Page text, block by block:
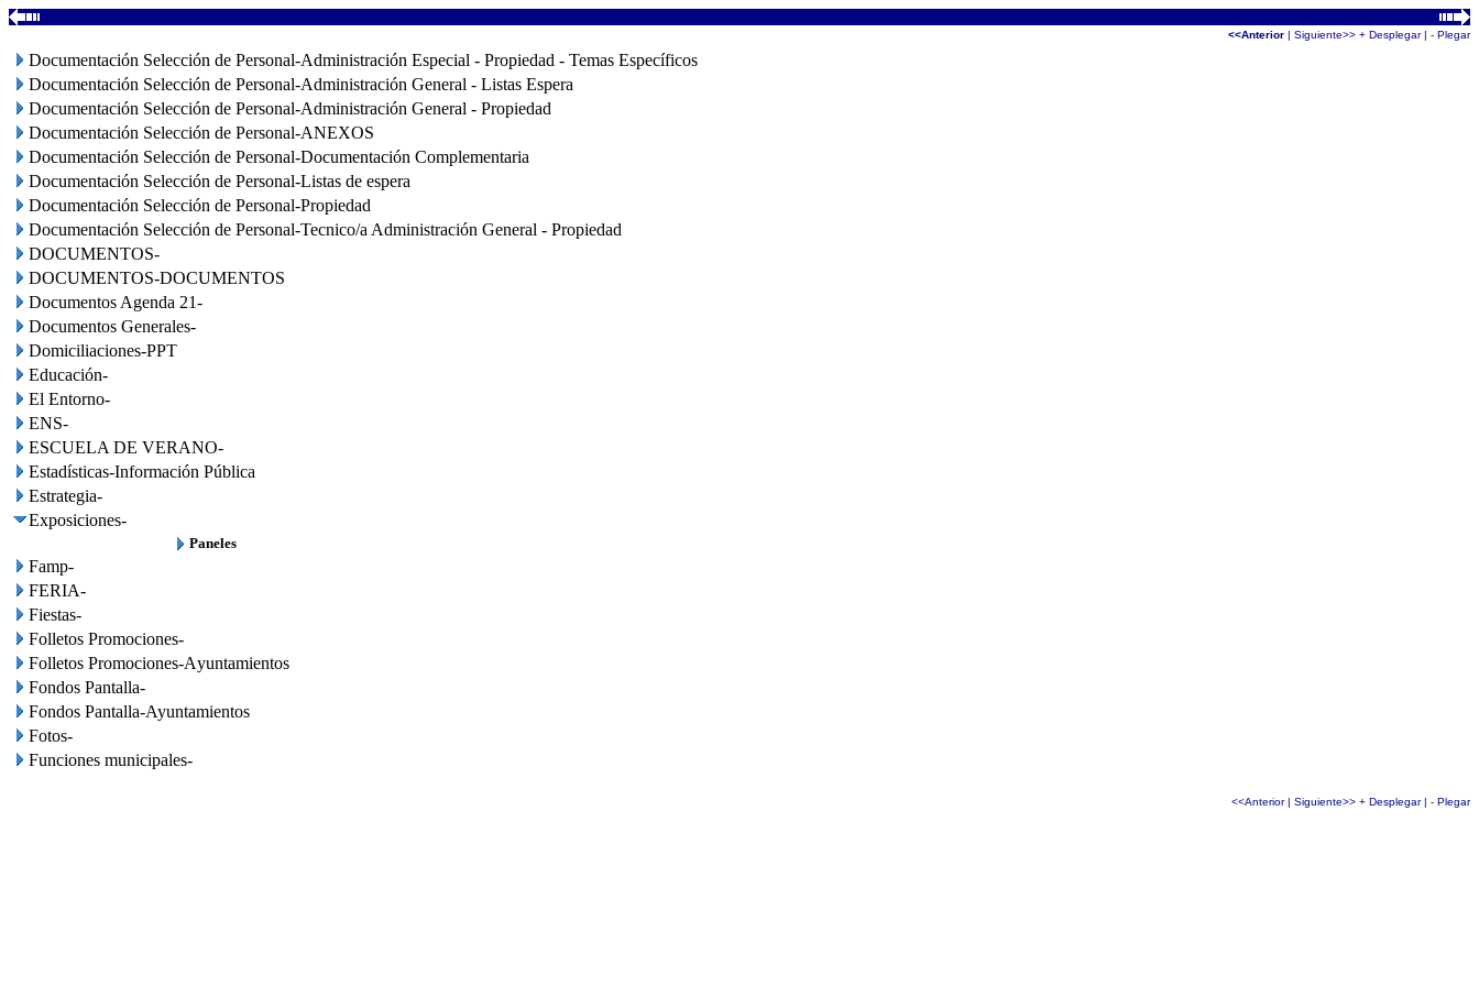
<<Anterior | Siguiente>> + Desplegar| - Plegar
Documentación Selección de Personal-Administración Especial - Propiedad - Temas Específicos
Documentación Selección de Personal-Administración General - Listas Espera
Documentación Selección de Personal-Administración General - Propiedad
Documentación Selección de Personal-ANEXOS
Documentación Selección de Personal-Documentación Complementaria
Documentación Selección de Personal-Listas de espera
Documentación Selección de Personal-Propiedad
Documentación Selección de Personal-Tecnico/a Administración General - Propiedad
DOCUMENTOS-
DOCUMENTOS-DOCUMENTOS
Documentos Agenda 21-
Documentos Generales-
Domiciliaciones-PPT
Educación-
El Entorno-
ENS-
ESCUELA DE VERANO-
Estadísticas-Información Pública
Estrategia-
Exposiciones-
Paneles
Famp-
FERIA-
Fiestas-
Folletos Promociones-
Folletos Promociones-Ayuntamientos
Fondos Pantalla-
Fondos Pantalla-Ayuntamientos
Fotos-
Funciones municipales-
<<Anterior| Siguiente>> + Desplegar| - Plegar